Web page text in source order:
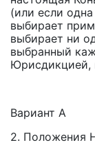
(или если
выбирает
выбирает ни
выбранный
Юрисдикцией,
Вариант А
2. Положения